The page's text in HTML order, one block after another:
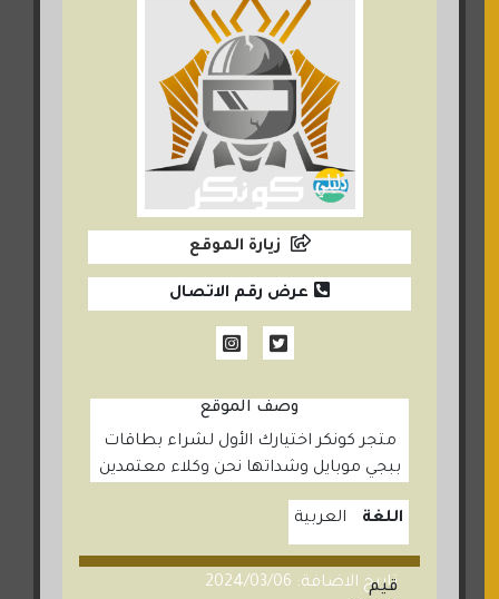
زيارة الموقع
عرض رقم الاتصال
وصف الموقع
متجر كونكر اختيارك الأول لشراء بطاقات
ببجي موبايل وشداتها نحن وكلاء معتمدين
اللغة العربية
تاريخ الاضافة: 2024/03/06
قيم